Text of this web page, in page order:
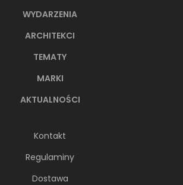
WYDARZENIA
ARCHITEKCI
TEMATY
MARKI
AKTUALNOŚCI
Kontakt
Regulaminy
Dostawa